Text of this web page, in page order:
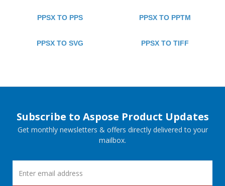
PPSX TO PPS PPSX TO PPTM
PPSX TO SVG PPSX TO TIFF
Subscribe to Aspose Product Updates
Get monthly newsletters & offers directly delivered to your
mailbox.